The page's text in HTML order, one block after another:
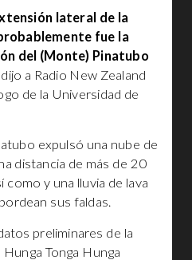
lateral de la
fue la
del (Monte) Pinatubo
a Radio New Zealand
de la Universidad de
expulsó una nube de
distancia de más de 20
y una lluvia de lava
sus faldas.
preliminares de la
Tonga Hunga